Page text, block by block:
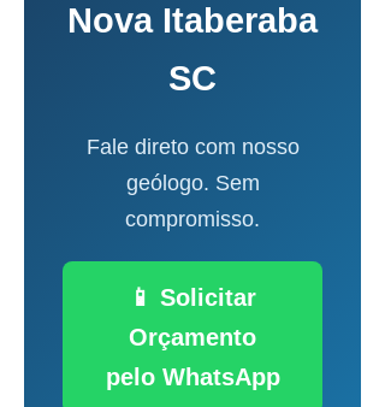
Nova Itaberaba
SC
Fale direto com nosso
geólogo. Sem
compromisso.
📱 Solicitar
Orçamento
pelo WhatsApp